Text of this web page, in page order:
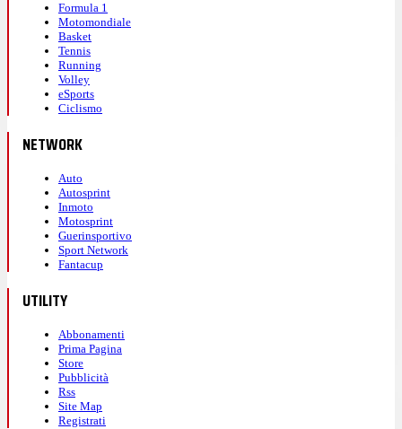
Formula 1
Motomondiale
Basket
Tennis
Running
Volley
eSports
Ciclismo
NETWORK
Auto
Autosprint
Inmoto
Motosprint
Guerinsportivo
Sport Network
Fantacup
UTILITY
Abbonamenti
Prima Pagina
Store
Pubblicità
Rss
Site Map
Registrati